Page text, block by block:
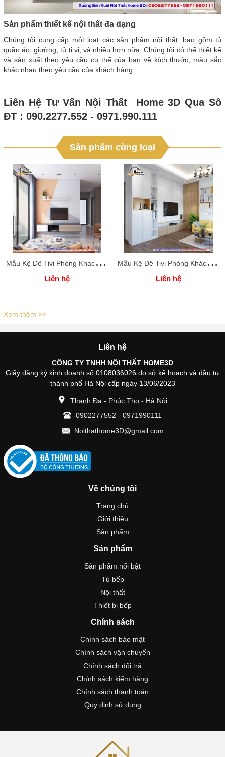
Sản phẩm thiết kế nội thất đa dạng
Chúng tôi cung cấp một loạt các sản phẩm nội thất, bao gồm tủ
quần áo, giường, tủ ti vi, và nhiều hơn nữa. Chúng tôi có thể thiết kế
và sản xuất theo yêu cầu cụ thể của bạn về kích thước, màu sắc
khác nhau theo yêu cầu của khách hàng
Liên Hệ Tư Vấn Nội Thất Home 3D Qua Sô
ĐT : 090.2277.552 - 0971.990.111
Sản phẩm cùng loại
M
ẫu Kệ Đê Tivi Phòng Khách Home 3D
Liên hệ
M
ẫu Kệ Đê Tivi Phòng Khách Home 3D
Liên hệ
Xem thêm >>
Liên hệ
CÔNG TY TNHH NỘI THẤT HOME3D
Giấy đăng ký kinh doanh số 0108036026 do sở kế hoạch và đầu tư
thành phố Hà Nội cấp ngày 13/06/2023
Thanh Đa - Phúc Thọ - Hà Nội
0902277552 - 0971990111
Noithathome3D@gmail.com
Về chúng tôi
Trang chủ
Giới thiệu
Sản phẩm
Sản phẩm
Sản phẩm nổi bật
Tủ bếp
Nội thất
Thiết bị bếp
Chính sách
Chính sách bảo mật
Chính sách vận chuyển
Chính sách đổi trả
Chính sách kiểm hàng
Chính sách thanh toán
Quy định sử dụng